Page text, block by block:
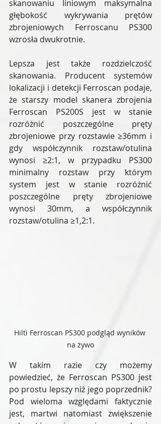
skanowaniu liniowym maksymalna
głębokość wykrywania prętów
zbrojeniowych Ferroscanu PS300
wzrosła dwukrotnie.
Lepsza jest także rozdzielczość
skanowania. Producent systemów
lokalizacji i detekcji Ferroscan podaje,
że starszy model skanera zbrojenia
Ferroscan PS200S jest w stanie
rozróżnić poszczególne pręty
zbrojeniowe przy rozstawie ≥36mm i
gdy współczynnik rozstaw/otulina
wynosi ≥2:1, w przypadku PS300
minimalny rozstaw przy którym
system jest w stanie rozróżnić
poszczególne pręty zbrojeniowe
wynosi 30mm, a współczynnik
rozstaw/otulina ≥1,2:1.
Hilti Ferroscan PS300 podgląd wyników
na żywo
W takim razie czy możemy
powiedzieć, że Ferroscan PS300 jest
po prostu lepszy niż jego poprzednik?
Pod wieloma względami faktycznie
jest, martwi natomiast zwiększenie